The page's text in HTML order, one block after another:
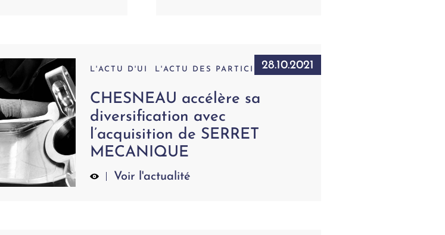
28.10.2021
L'ACTU D'UI L'ACTU DES PARTICIPATIONS
CHESNEAU accélère sa
diversification avec
l’acquisition de SERRET
MECANIQUE
Voir l'actualité